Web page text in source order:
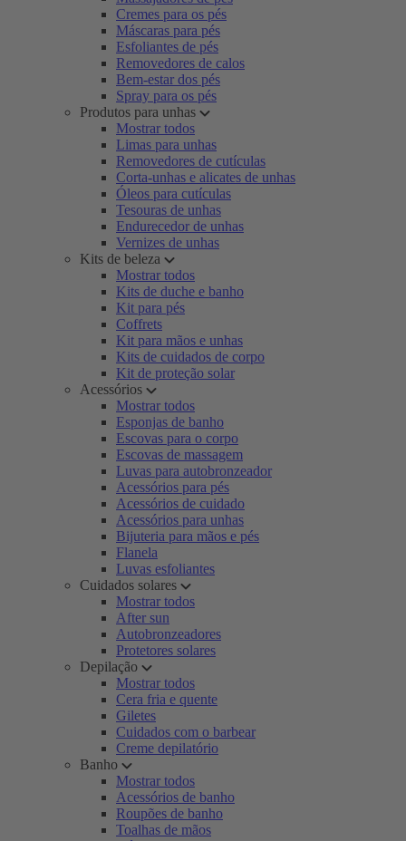
Cremes para os pés
Máscaras para pés
Esfoliantes de pés
Removedores de calos
Bem-estar dos pés
Spray para os pés
Produtos para unhas
Mostrar todos
Limas para unhas
Removedores de cutículas
Corta-unhas e alicates de unhas
Óleos para cutículas
Tesouras de unhas
Endurecedor de unhas
Vernizes de unhas
Kits de beleza
Mostrar todos
Kits de duche e banho
Kit para pés
Coffrets
Kit para mãos e unhas
Kits de cuidados de corpo
Kit de proteção solar
Acessórios
Mostrar todos
Esponjas de banho
Escovas para o corpo
Escovas de massagem
Luvas para autobronzeador
Acessórios para pés
Acessórios de cuidado
Acessórios para unhas
Bijuteria para mãos e pés
Flanela
Luvas esfoliantes
Cuidados solares
Mostrar todos
After sun
Autobronzeadores
Protetores solares
Depilação
Mostrar todos
Cera fria e quente
Giletes
Cuidados com o barbear
Creme depilatório
Banho
Mostrar todos
Acessórios de banho
Roupões de banho
Toalhas de mãos